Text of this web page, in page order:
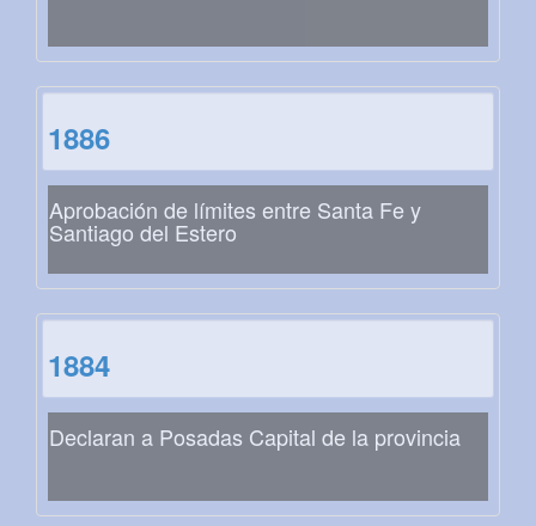
1886
Aprobación de límites entre Santa Fe y
Santiago del Estero
1884
Declaran a Posadas Capital de la provincia